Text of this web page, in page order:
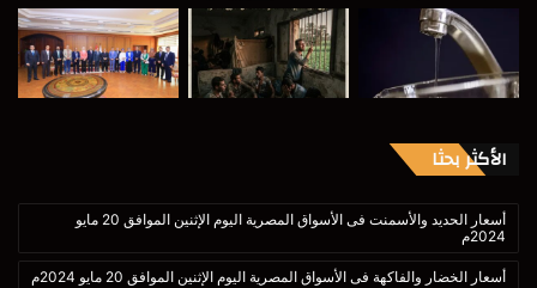
الأكثر بحثا
أسعار الحديد والأسمنت فى الأسواق المصرية اليوم الإثنين الموافق 20 مايو
2024م
أسعار الخضار والفاكهة فى الأسواق المصرية اليوم الإثنين الموافق 20 مايو 2024م